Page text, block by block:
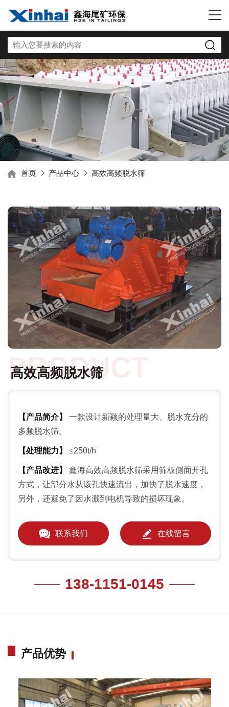
首页 产品中心 高效高频脱水筛
PRODUCT
高效高频脱水筛
【产品简介】
一款设计新颖的处理量大、脱水充分的
多频脱水筛。
【处理能力】 ≤250t/h
【产品改进】
鑫海高效高频脱水筛采用筛板侧面开孔
方式，让部分水从该孔快速流出，加快了脱水速度，
另外，还避免了因水溅到电机导致的损坏现象。
联系我们 在线留言
138-1151-0145
产品优势